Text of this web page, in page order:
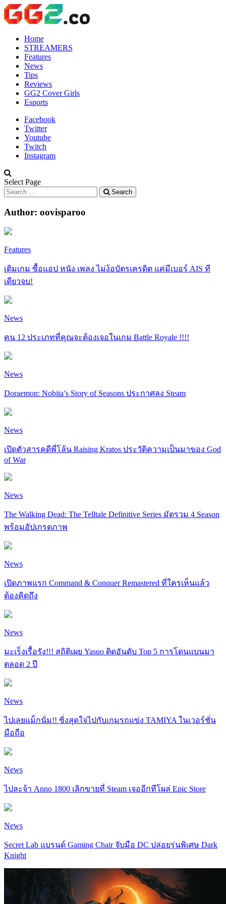
Home
STREAMERS
Features
News
Tips
Reviews
GG2 Cover Girls
Esports
Facebook
Twitter
Youtube
Twitch
Instagram
Select Page
Search
Author: oovisparoo
Features
เติมเกม ซื้อแอป หนัง เพลง ไม่ง้อบัตรเครดิต แค่มีเบอร์ AIS ที
เดียวจบ!
News
คน 12 ประเภทที่คุณจะต้องเจอในเกม Battle Royale !!!!
News
Doraemon: Nobita’s Story of Seasons ประกาศลง Steam
News
เปิดตัวสารคดีพี่โล้น Raising Kratos ประวัติความเป็นมาของ God
of War
News
The Walking Dead: The Telltale Definitive Series มัดรวม 4 Season
พร้อมอัปเกรดภาพ
News
เปิดภาพแรก Command & Conquer Remastered ที่ใครเห็นแล้ว
ต้องคิดถึง
News
มะเร็งเรื้อรัง!!! สถิติเผย Yasuo ติดอันดับ Top 5 การโดนแบนมา
ตลอด 2 ปี
News
ไปเลยแม็กนั่ม!! ซิ่งสุดใจไปกับเกมรถแข่ง TAMIYA ในเวอร์ชั่น
มือถือ
News
ไปละจ้า Anno 1800 เลิกขายที่ Steam เจออีกทีโผล่ Epic Store
News
Secret Lab แบรนด์ Gaming Chair จับมือ DC ปล่อยรุ่นพิเศษ Dark
Knight